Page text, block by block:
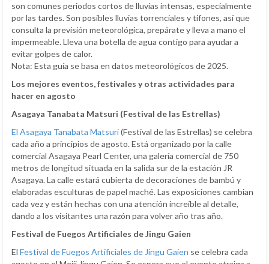
son comunes periodos cortos de lluvias intensas, especialmente
por las tardes. Son posibles lluvias torrenciales y tifones, así que
consulta la previsión meteorológica, prepárate y lleva a mano el
impermeable. Lleva una botella de agua contigo para ayudar a
evitar golpes de calor.
Nota: Esta guía se basa en datos meteorológicos de 2025.
Los mejores eventos, festivales y otras actividades para
hacer en agosto
Asagaya Tanabata Matsuri (Festival de las Estrellas)
El Asagaya Tanabata Matsuri(Festival de las Estrellas) se celebra
cada año a principios de agosto. Está organizado por la calle
comercial Asagaya Pearl Center, una galería comercial de 750
metros de longitud situada en la salida sur de la estación JR
Asagaya. La calle estará cubierta de decoraciones de bambú y
elaboradas esculturas de papel maché. Las exposiciones cambian
cada vez y están hechas con una atención increíble al detalle,
dando a los visitantes una razón para volver año tras año.
Festival de Fuegos Artificiales de Jingu Gaien
El Festival de Fuegos Artificiales de Jingu Gaien se celebra cada